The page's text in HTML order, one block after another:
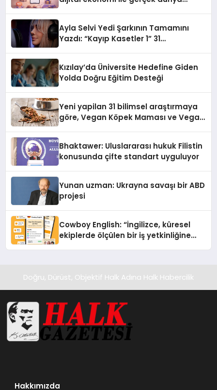
Ayla Selvi Yedi Şarkının Tamamını
Yazdı: “Kayıp Kasetler 1” 31
Kızılay’da Üniversite Hedefine Giden
Yolda Doğru Eğitim Desteği
Yeni yapilan 31 bilimsel araştırmaya
göre, Vegan Köpek Maması ve Vegan
Bhaktawer: Uluslararası hukuk Filistin
konusunda çifte standart uyguluyor
Yunan uzman: Ukrayna savaşı bir ABD
projesi
Cowboy English: “İngilizce, küresel
ekiplerde ölçülen bir iş yetkinliğine
Doğru, Dürüst, Objektif Halk Adına Halk Habercilik
Hakkımızda